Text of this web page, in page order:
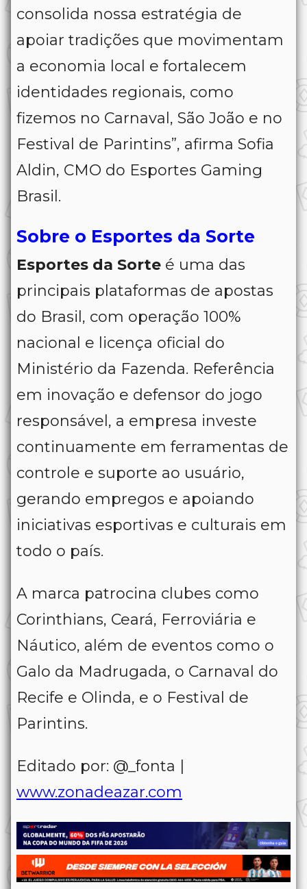
consolida nossa estratégia de
apoiar tradições que movimentam
a economia local e fortalecem
identidades regionais, como
fizemos no Carnaval, São João e no
Festival de Parintins”, afirma Sofia
Aldin, CMO do Esportes Gaming
Brasil.
Sobre o Esportes da Sorte
Esportes da Sorte é uma das
principais plataformas de apostas
do Brasil, com operação 100%
nacional e licença oficial do
Ministério da Fazenda. Referência
em inovação e defensor do jogo
responsável, a empresa investe
continuamente em ferramentas de
controle e suporte ao usuário,
gerando empregos e apoiando
iniciativas esportivas e culturais em
todo o país.
A marca patrocina clubes como
Corinthians, Ceará, Ferroviária e
Náutico, além de eventos como o
Galo da Madrugada, o Carnaval do
Recife e Olinda, e o Festival de
Parintins.
Editado por: @_fonta |
www.zonadeazar.com